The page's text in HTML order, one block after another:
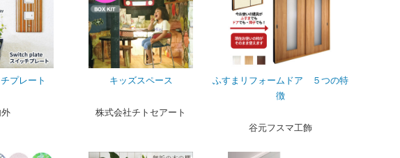
プレート
外
キッズスペース
株式会社チトセアート
ふすまリフォームドア ５つの特
徴
谷元フスマ工飾